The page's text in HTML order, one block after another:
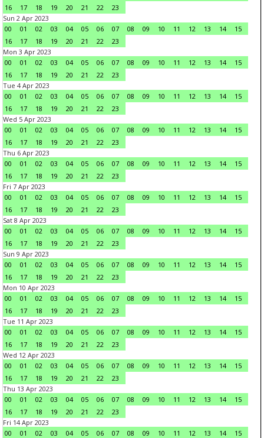
16
17 18 19 20 21 22
23
Sun 2 Apr 2023
00
01 02 03 04 05 06 07 08 09 10 11 12 13 14
15
16
17 18 19 20 21 22
23
Mon 3 Apr 2023
00
01 02 03 04 05 06 07 08 09 10 11 12 13 14
15
16
17 18 19 20 21 22
23
Tue 4 Apr 2023
00
01 02 03 04 05 06 07 08 09 10 11 12 13 14
15
16
17 18 19 20 21 22
23
Wed 5 Apr 2023
00
01 02 03 04 05 06 07 08 09 10 11 12 13 14
15
16
17 18 19 20 21 22
23
Thu 6 Apr 2023
00
01 02 03 04 05 06 07 08 09 10 11 12 13 14
15
16
17 18 19 20 21 22
23
Fri 7 Apr 2023
00
01 02 03 04 05 06 07 08 09 10 11 12 13 14
15
16
17 18 19 20 21 22
23
Sat 8 Apr 2023
00
01 02 03 04 05 06 07 08 09 10 11 12 13 14
15
16
17 18 19 20 21 22
23
Sun 9 Apr 2023
00
01 02 03 04 05 06 07 08 09 10 11 12 13 14
15
16
17 18 19 20 21 22
23
Mon 10 Apr 2023
00
01 02 03 04 05 06 07 08 09 10 11 12 13 14
15
16
17 18 19 20 21 22
23
Tue 11 Apr 2023
00
01 02 03 04 05 06 07 08 09 10 11 12 13 14
15
16
17 18 19 20 21 22
23
Wed 12 Apr 2023
00
01 02 03 04 05 06 07 08 09 10 11 12 13 14
15
16
17 18 19 20 21 22
23
Thu 13 Apr 2023
00
01 02 03 04 05 06 07 08 09 10 11 12 13 14
15
16
17 18 19 20 21 22
23
Fri 14 Apr 2023
00
01 02 03 04 05 06 07 08 09 10 11 12 13 14
15